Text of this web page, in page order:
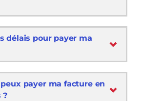
délais pour payer ma
payer ma facture en
?